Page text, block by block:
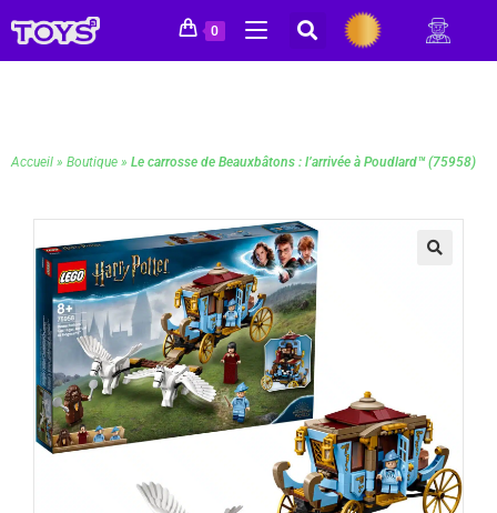
0
Accueil » Boutique » Le carrosse de Beauxbâtons : l’arrivée à Poudlard™ (75958)